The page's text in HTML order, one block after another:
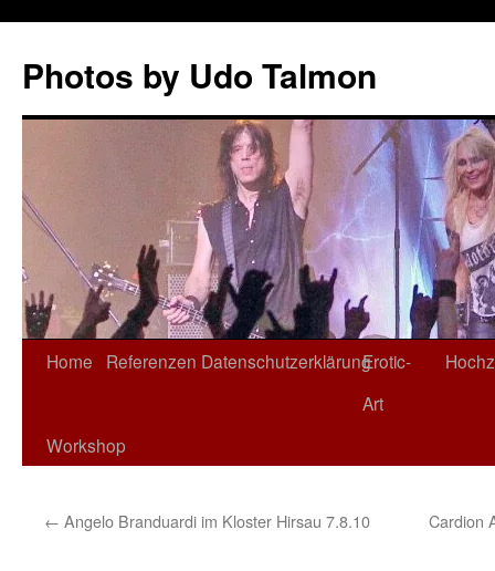
springen
Photos by Udo Talmon
Home Referenzen DatenschutzerklärungErotic-
Art
Workshop
← Angelo Branduardi im Kloster Hirsau 7.8.10 Cardion